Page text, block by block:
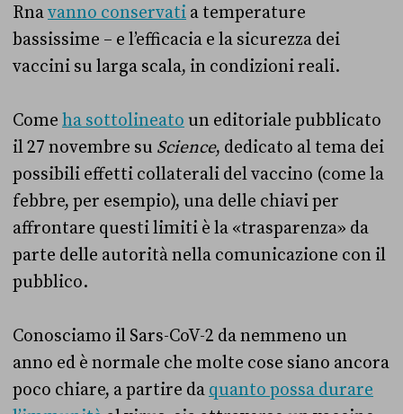
Rnavanno conservati a temperature
bassissime – e l’efficacia e la sicurezza dei
vaccini su larga scala, in condizioni reali.
Come ha sottolineato un editoriale pubblicato
il 27 novembre su Science, dedicato al tema dei
possibili effetti collaterali del vaccino (come la
febbre, per esempio), una delle chiavi per
affrontare questi limiti è la «trasparenza» da
parte delle autorità nella comunicazione con il
pubblico.
Conosciamo il Sars-CoV-2 da nemmeno un
anno ed è normale che molte cose siano ancora
poco chiare, a partire da quanto possa durare